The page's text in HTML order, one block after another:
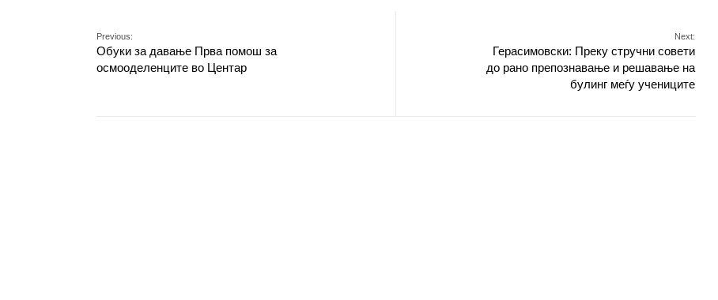
Previous:
Обуки за давање Прва помош за
осмооделенците во Центар
Next:
Герасимовски: Преку стручни совети
до рано препознавање и решавање на
булинг меѓу учениците